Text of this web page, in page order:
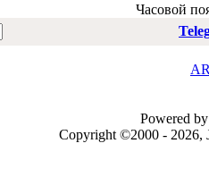
Часовой
Powered
Copyright ©2000 - 2026,